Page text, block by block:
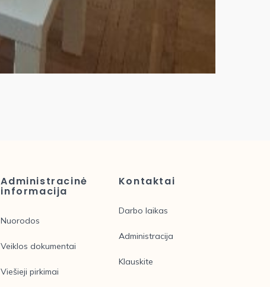
Administracinė
informacija
Nuorodos
Veiklos dokumentai
Viešieji pirkimai
Kontaktai
Darbo laikas
Administracija
Klauskite